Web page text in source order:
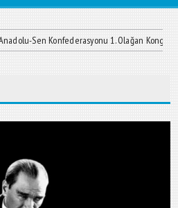
Sen Konfederasyonu 1. Olağan Kongresi